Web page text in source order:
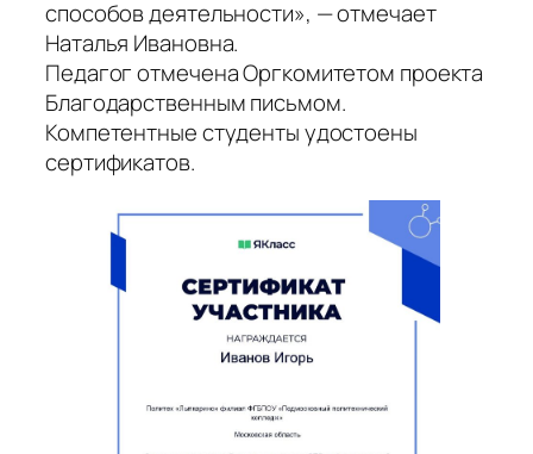
способов деятельности», — отмечает
Наталья Ивановна.
Педагог отмечена Оргкомитетом проекта
Благодарственным письмом.
Компетентные студенты удостоены
сертификатов.